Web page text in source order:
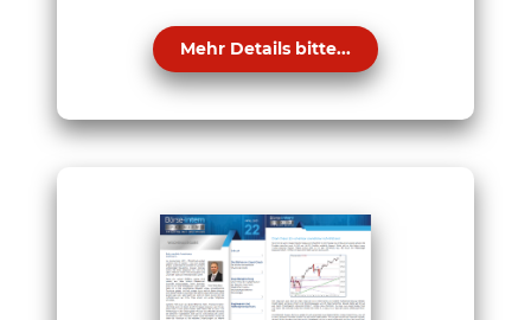
Mehr Details bitte...